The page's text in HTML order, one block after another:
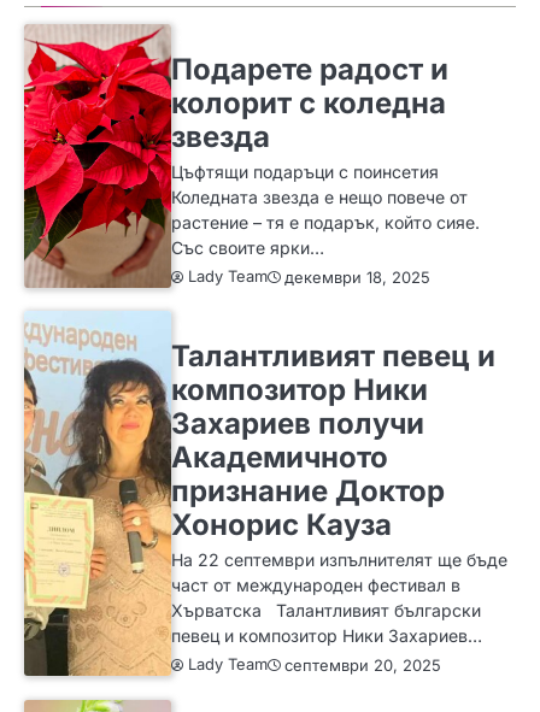
Подарете радост и
колорит с коледна
звезда
Цъфтящи подаръци с поинсетия
Коледната звезда е нещо повече от
растение – тя е подарък, който сияе.
Със своите ярки…
Lady Team декември 18, 2025
Талантливият певец и
композитор Ники
Захариев получи
Академичното
признание Доктор
Хонорис Кауза
На 22 септември изпълнителят ще бъде
част от международен фестивал в
Хърватска Талантливият български
певец и композитор Ники Захариев…
Lady Team септември 20, 2025